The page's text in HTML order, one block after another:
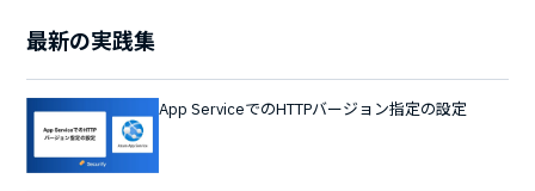
最新の実践集
App ServiceでのHTTPバージョン指定の設定